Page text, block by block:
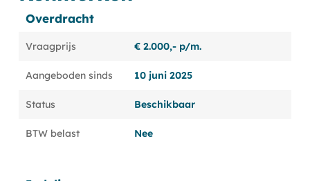
Overdracht
Vraagprijs € 2.000,- p/m.
Aangeboden sinds 10 juni 2025
Status Beschikbaar
BTW belast Nee